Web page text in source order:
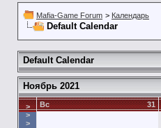
Mafia-Game Forum > Календарь
Default Calendar
Default Calendar
Ноябрь 2021
>
>
>
31
Вс